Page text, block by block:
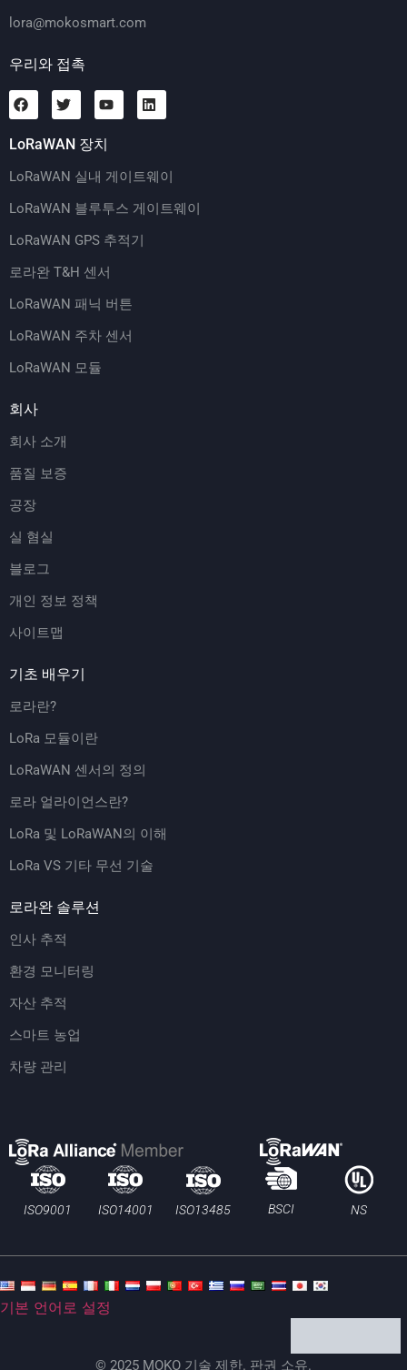
lora@mokosmart.com
우리와 접촉
LoRaWAN 장치
LoRaWAN 실내 게이트웨이
LoRaWAN 블루투스 게이트웨이
LoRaWAN GPS 추적기
로라완 T&H 센서
LoRaWAN 패닉 버튼
LoRaWAN 주차 센서
LoRaWAN 모듈
회사
회사 소개
품질 보증
공장
실 혐실
블로그
개인 정보 정책
사이트맵
기초 배우기
로라란?
LoRa 모듈이란
LoRaWAN 센서의 정의
로라 얼라이언스란?
LoRa 및 LoRaWAN의 이해
LoRa VS 기타 무선 기술
로라완 솔루션
인사 추적
환경 모니터링
자산 추적
스마트 농업
차량 관리
ISO9001 ISO14001 ISO13485 BSCI NS
기본 언어로 설정
© 2025 MOKO 기술 제한. 판권 소유.